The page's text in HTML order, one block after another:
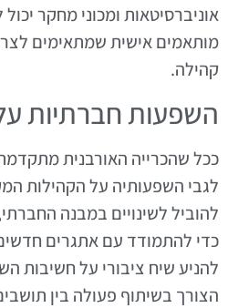
אוניברסיטאות ומכוני מחקר
מותאמים אישית שמתאימים
קהילה.
השפעות חברתיות
ככל שהכרייה האורבנית
לגבי השפעותיה על הקהילות
להוביל לשינויים במבנה
כדי להתמודד עם אתגרים
להניע שיח ציבורי על חשיבות
הצורך בשיתוף פעולה בין